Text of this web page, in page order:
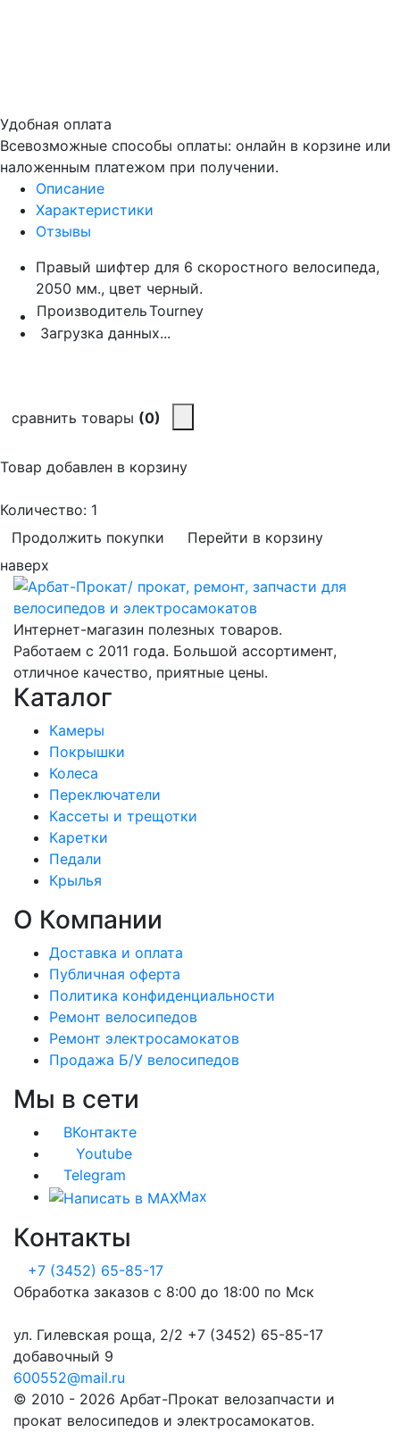
Удобная оплата
Всевозможные способы оплаты: онлайн в корзине или
наложенным платежом при получении.
Описание
Характеристики
Отзывы
Правый шифтер для 6 скоростного велосипеда,
2050 мм., цвет черный.
ПроизводительTourney
Загрузка данных...
сравнить товары (0)
Товар добавлен в корзину
Количество: 1
Продолжить покупки
Перейти в корзину
наверх
Интернет-магазин полезных товаров.
Работаем с 2011 года. Большой ассортимент,
отличное качество, приятные цены.
Каталог
Камеры
Покрышки
Колеса
Переключатели
Кассеты и трещотки
Каретки
Педали
Крылья
О Компании
Доставка и оплата
Публичная оферта
Политика конфиденциальности
Ремонт велосипедов
Ремонт электросамокатов
Продажа Б/У велосипедов
Мы в сети
ВКонтакте
Youtube
Telegram
Max
Контакты
+7 (3452) 65-85-17
Обработка заказов с 8:00 до 18:00 по Мск
ул. Гилевская роща, 2/2 +7 (3452) 65-85-17
добавочный 9
600552@mail.ru
© 2010 - 2026 Арбат-Прокат велозапчасти и
прокат велосипедов и электросамокатов.